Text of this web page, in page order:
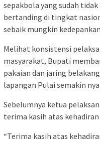
sepakbola yang sudah
bertanding di tingkat
sebaik mungkin
Melihat konsistensi
masyarakat, Bupati
pakaian dan jaring
lapangan Pulai semakin
Sebelumnya ketua
terima kasih atas
“Terima kasih atas